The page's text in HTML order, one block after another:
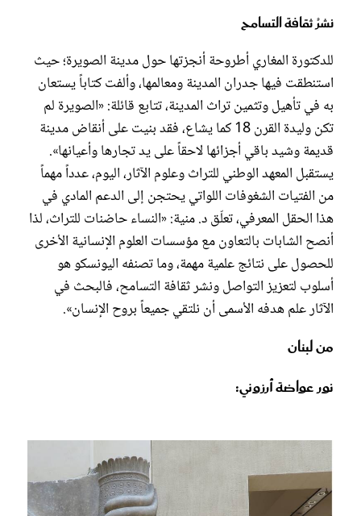
نشرُ ثقافة التسامح
للدكتورة المغاري أطروحة أنجزتها حول مدينة الصويرة؛ حيث
استنطقت فيها جدران المدينة ومعالمها، وألفت كتاباً يستعان
به في تأهيل وتثمين تراث المدينة، تتابع قائلة: «الصويرة لم
تكن وليدة القرن 18 كما يشاع، فقد بنيت على أنقاض مدينة
قديمة وشيد باقي أجزائها لاحقاً على يد تجارها وأعيانها».
يستقبل المعهد الوطني للتراث وعلوم الآثار، اليوم، عدداً مهماً
من الفتيات الشغوفات اللواتي يحتجن إلى الدعم المادي في
هذا الحقل المعرفي، تعلّق د. منية: «النساء حاضنات للتراث، لذا
أنصح الشابات بالتعاون مع مؤسسات العلوم الإنسانية الأخرى
للحصول على نتائج علمية مهمة، وما تصنفه اليونسكو هو
أسلوب لتعزيز التواصل ونشر ثقافة التسامح، فالبحث في
الآثار علم هدفه الأسمى أن نلتقي جميعاً بروح الإنسان».
من لبنان
نور عواضة أرزوني: